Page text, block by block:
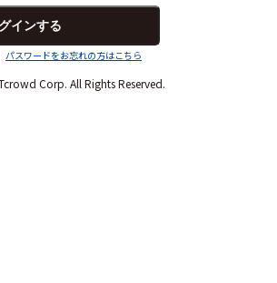
パスワードをお忘れの方はこちら
Corp. All Rights Reserved.